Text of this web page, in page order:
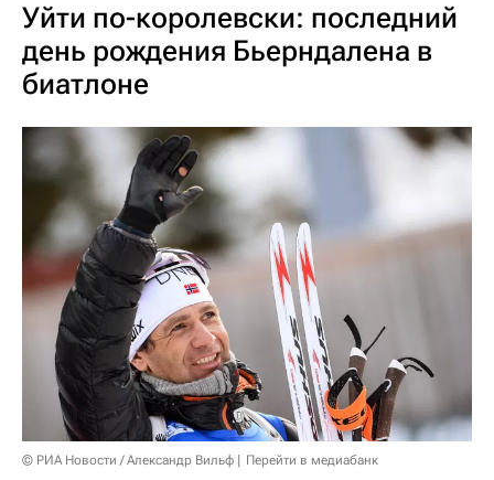
Уйти по-королевски: последний
день рождения Бьерндалена в
биатлоне
© РИА Новости / Александр Вильф Перейти в медиабанк